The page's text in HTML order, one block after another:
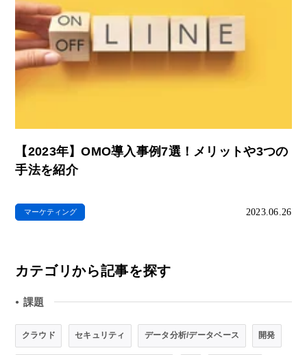
【2023年】OMO導入事例7選！メリットや3つの
手法を紹介
マーケティング 2023.06.26
カテゴリから記事を探す
● 課題
クラウド セキュリティ データ分析/データベース 開発